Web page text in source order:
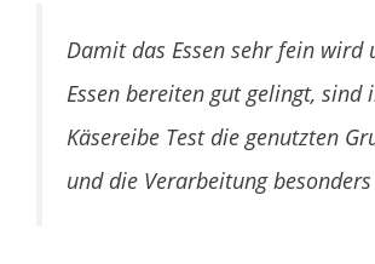
Damit das Essen sehr fein wird
Essen bereiten gut gelingt, sind
Käsereibe Test die genutzten
und die Verarbeitung